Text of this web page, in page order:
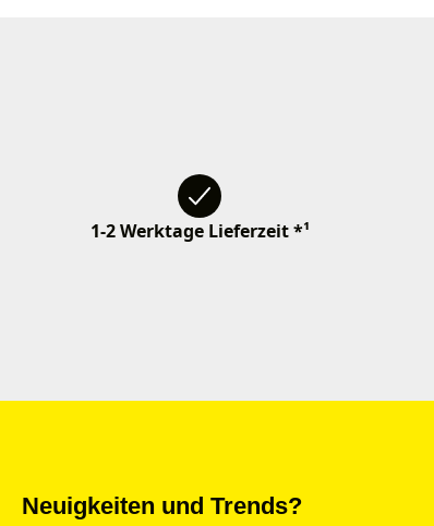
1-2 Werktage Lieferzeit *¹
Neuigkeiten und Trends?